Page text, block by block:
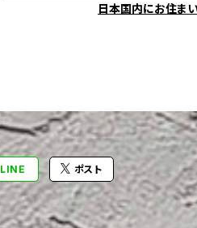
日本国内にお住ま
LINE ポスト